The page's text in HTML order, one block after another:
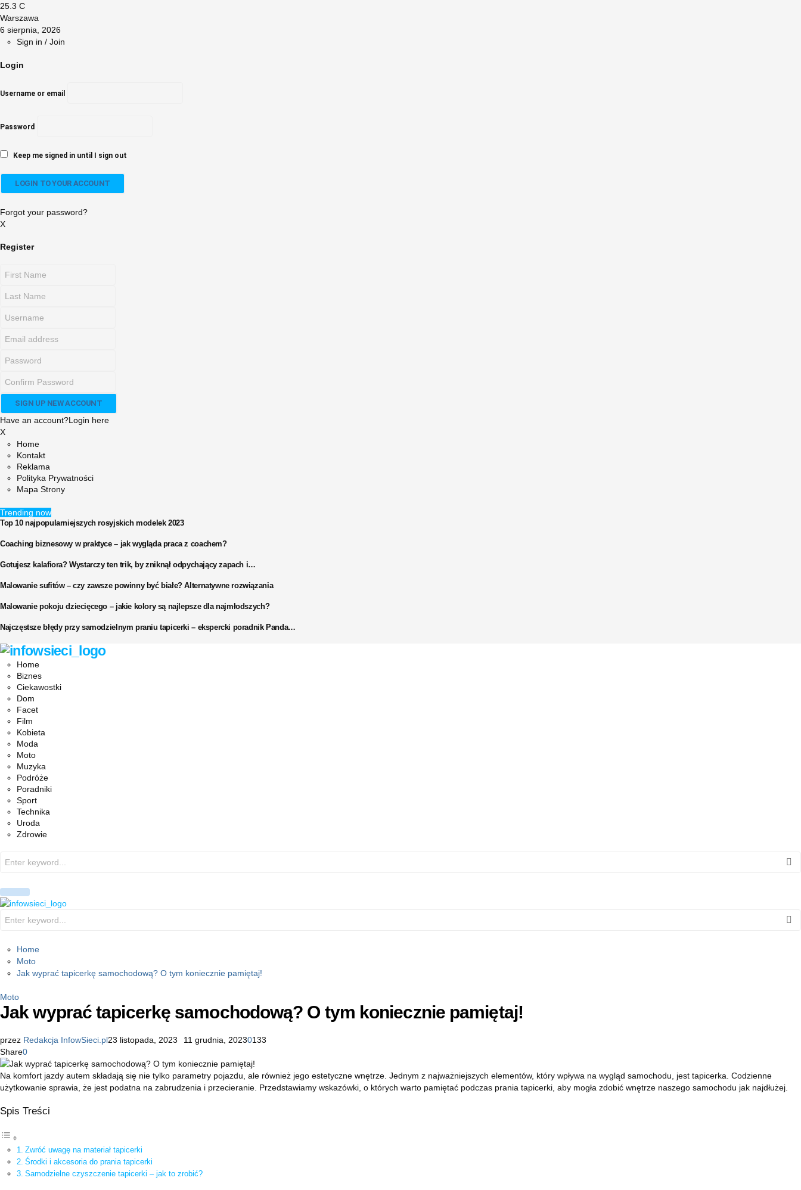
25.3 C
Warszawa
6 sierpnia, 2026
Sign in / Join
Login
Username or email
Password
Keep me signed in until I sign out
Forgot your password?
X
Register
Have an account?Login here
X
Home
Kontakt
Reklama
Polityka Prywatności
Mapa Strony
Trending now
Top 10 najpopularniejszych rosyjskich modelek 2023
Coaching biznesowy w praktyce – jak wygląda praca z coachem?
Gotujesz kalafiora? Wystarczy ten trik, by zniknął odpychający zapach i…
Malowanie sufitów – czy zawsze powinny być białe? Alternatywne rozwiązania
Malowanie pokoju dziecięcego – jakie kolory są najlepsze dla najmłodszych?
Najczęstsze błędy przy samodzielnym praniu tapicerki – ekspercki poradnik Panda…
Facebook
Twitter
Instagram
Pinterest
Youtube
Snapchat
Home
Biznes
Ciekawostki
Dom
Facet
Film
Kobieta
Moda
Moto
Muzyka
Podróże
Poradniki
Sport
Technika
Uroda
Zdrowie
for:
PRIMARY
for:
Home
Moto
Jak wyprać tapicerkę samochodową? O tym koniecznie pamiętaj!
Moto
Jak wyprać tapicerkę samochodową? O tym koniecznie pamiętaj!
przez Redakcja InfowSieci.pl23 listopada, 2023 11 grudnia, 20230133
Share0
Na komfort jazdy autem składają się nie tylko parametry pojazdu, ale również jego estetyczne wnętrze. Jednym z najważniejszych elementów, który wpływa na wygląd samochodu, jest tapicerka. Codzienne
użytkowanie sprawia, że jest podatna na zabrudzenia i przecieranie. Przedstawiamy wskazówki, o których warto pamiętać podczas prania tapicerki, aby mogła zdobić wnętrze naszego samochodu jak najdłużej.
Spis Treści
Zwróć uwagę na materiał tapicerki
Środki i akcesoria do prania tapicerki
Samodzielne czyszczenie tapicerki – jak to zrobić?